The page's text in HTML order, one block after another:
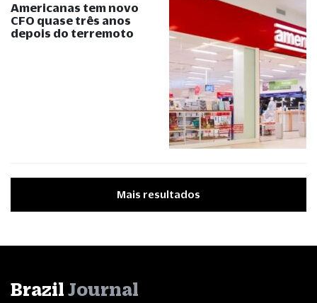
Americanas tem novo
CFO quase três anos
depois do terremoto
Mais resultados
Brazil Journal